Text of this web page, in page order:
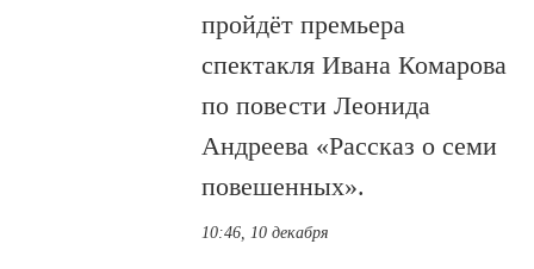
пройдёт премьера
спектакля Ивана Комарова
по повести Леонида
Андреева «Рассказ о семи
повешенных».
10:46, 10 декабря